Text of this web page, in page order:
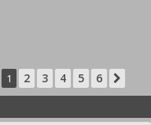
1 2 3 4 5 6